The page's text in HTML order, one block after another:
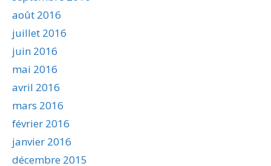
août 2016
juillet 2016
juin 2016
mai 2016
avril 2016
mars 2016
février 2016
janvier 2016
décembre 2015